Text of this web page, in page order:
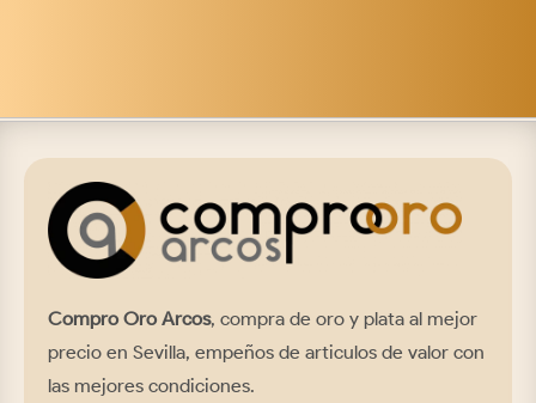
Compro Oro Arcos, compra de oro y plata al mejor
precio en Sevilla, empeños de articulos de valor con
las mejores condiciones.